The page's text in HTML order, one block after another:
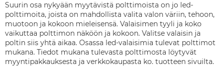
Suurin osa nykyään myytävistä polttimoista on jo led-
polttimoita, joista on mahdollista valita valon väriin, tehoon,
muotoon ja kokoon mieleisensä. Valaisimen tyyli ja koko
vaikuttaa polttimon näköön ja kokoon. Valitse valaisin ja
poltin siis yhtä aikaa. Osassa led-valaisimia tulevat polttimot
mukana. Tiedot mukana tulevasta polttimosta löytyvät
myyntipakkauksesta ja verkkokaupasta ko. tuotteen sivuilta.